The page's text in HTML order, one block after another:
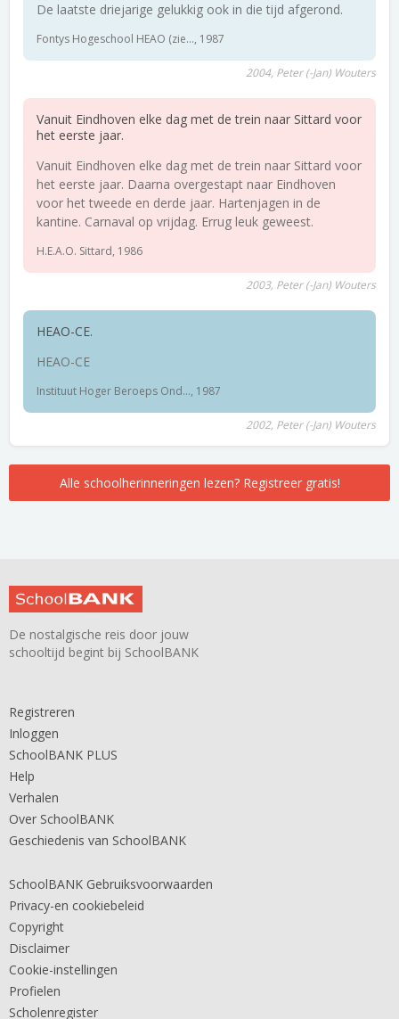
De laatste driejarige gelukkig ook in die tijd afgerond.
Fontys Hogeschool HEAO (zie..., 1987
2004, Peter (-Jan) Wouters
Vanuit Eindhoven elke dag met de trein naar Sittard voor
het eerste jaar.
Vanuit Eindhoven elke dag met de trein naar Sittard voor
het eerste jaar. Daarna overgestapt naar Eindhoven
voor het tweede en derde jaar. Hartenjagen in de
kantine. Carnaval op vrijdag. Errug leuk geweest.
H.E.A.O. Sittard, 1986
2003, Peter (-Jan) Wouters
HEAO-CE.
HEAO-CE
Instituut Hoger Beroeps Ond..., 1987
2002, Peter (-Jan) Wouters
Alle schoolherinneringen lezen? Registreer gratis!
De nostalgische reis door jouw
schooltijd begint bij SchoolBANK
Registreren
Inloggen
SchoolBANK PLUS
Help
Verhalen
Over SchoolBANK
Geschiedenis van SchoolBANK
SchoolBANK Gebruiksvoorwaarden
Privacy-en cookiebeleid
Copyright
Disclaimer
Cookie-instellingen
Profielen
Scholenregister